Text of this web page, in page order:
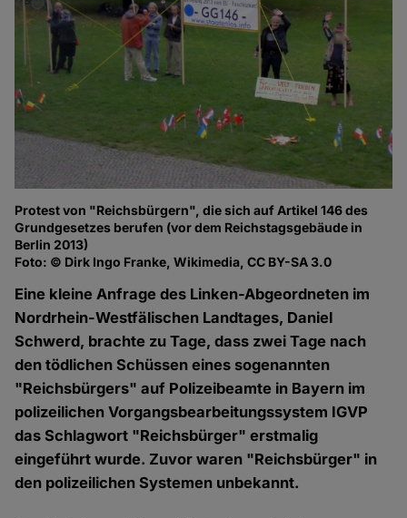
Protest von "Reichsbürgern", die sich auf Artikel 146 des
Grundgesetzes berufen (vor dem Reichstagsgebäude in
Berlin 2013)
Foto: © Dirk Ingo Franke, Wikimedia, CC BY-SA 3.0
Eine kleine Anfrage des Linken-Abgeordneten im
Nordrhein-Westfälischen Landtages, Daniel
Schwerd, brachte zu Tage, dass zwei Tage nach
den tödlichen Schüssen eines sogenannten
"Reichsbürgers" auf Polizeibeamte in Bayern im
polizeilichen Vorgangsbearbeitungs­system IGVP
das Schlagwort "Reichsbürger" erstmalig
eingeführt wurde. Zuvor waren "Reichsbürger" in
den polizeilichen Systemen unbekannt.